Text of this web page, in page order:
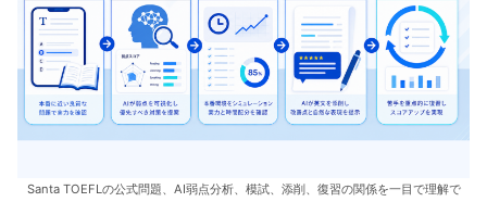
Santa TOEFLの公式問題、AI弱点分析、模試、添削、復習の関係を一目で理解で